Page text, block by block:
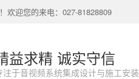
欢迎您的来电：027-81828809
益求精 诚实守信
注于音视频系统集成设计与施工安装